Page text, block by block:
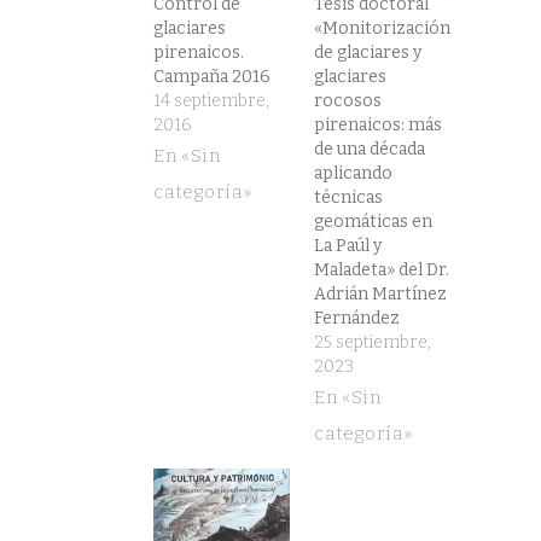
Control de
glaciares
pirenaicos.
Campaña 2016
14 septiembre,
2016
En «Sin
categoría»
Tesis doctoral
«Monitorización
de glaciares y
glaciares
rocosos
pirenaicos: más
de una década
aplicando
técnicas
geomáticas en
La Paúl y
Maladeta» del Dr.
Adrián Martínez
Fernández
25 septiembre,
2023
En «Sin
categoría»